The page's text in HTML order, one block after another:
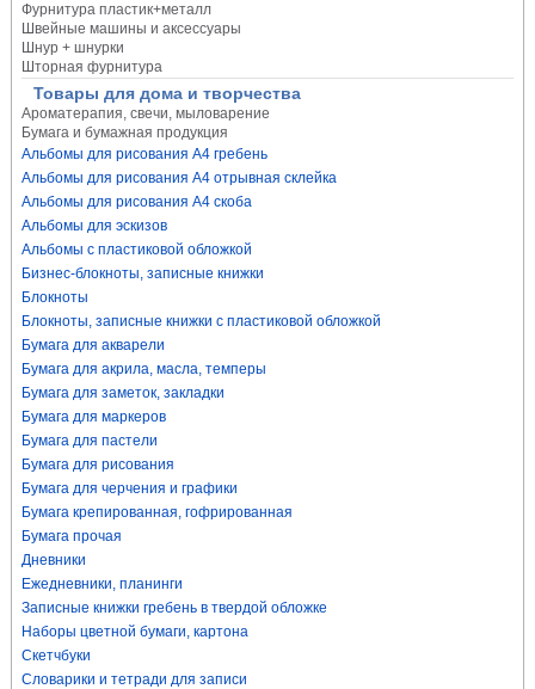
Фурнитура пластик+металл
Швейные машины и аксессуары
Шнур + шнурки
Шторная фурнитура
Товары для дома и творчества
Ароматерапия, свечи, мыловарение
Бумага и бумажная продукция
Альбомы для рисования А4 гребень
Альбомы для рисования А4 отрывная склейка
Альбомы для рисования А4 скоба
Альбомы для эскизов
Альбомы с пластиковой обложкой
Бизнес-блокноты, записные книжки
Блокноты
Блокноты, записные книжки с пластиковой обложкой
Бумага для акварели
Бумага для акрила, масла, темперы
Бумага для заметок, закладки
Бумага для маркеров
Бумага для пастели
Бумага для рисования
Бумага для черчения и графики
Бумага крепированная, гофрированная
Бумага прочая
Дневники
Ежедневники, планинги
Записные книжки гребень в твердой обложке
Наборы цветной бумаги, картона
Скетчбуки
Словарики и тетради для записи